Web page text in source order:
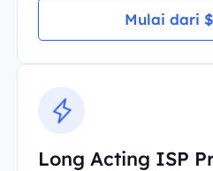
Mulai dari
Long Acting ISP